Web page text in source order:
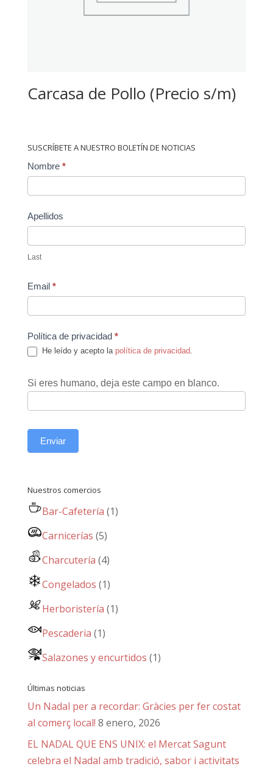
Carcasa de Pollo (Precio s/m)
SUSCRÍBETE A NUESTRO BOLETÍN DE NOTICIAS
Contact
Nombre *
Apellidos
Last
Email *
Política de privacidad *
He leído y acepto la política de privacidad
Si eres humano, deja este campo en blanco.
Enviar
Nuestros comercios
Bar-Cafetería (1)
Carnicerías (5)
Charcutería (4)
Congelados (1)
Herboristería (1)
Pescaderia (1)
Salazones y encurtidos (1)
Últimas noticias
Un Nadal per a recordar: Gràcies per fer costat
al comerç local! 8 enero, 2026
EL NADAL QUE ENS UNIX: el Mercat Sagunt
celebra el Nadal amb tradició, sabor i activitats